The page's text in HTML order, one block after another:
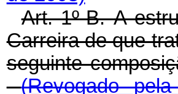
Art. 1º-B.A
Carreira de que
seguinte
(Revogado